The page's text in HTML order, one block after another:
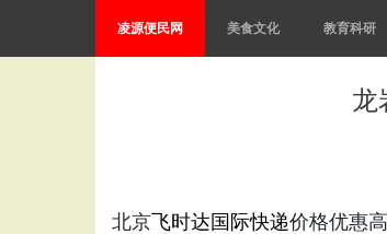
凌源便民网 美食文化 教育科研
龙
北京 飞时达 国际快递价格优惠